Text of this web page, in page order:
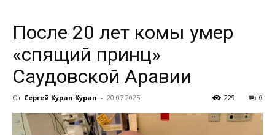
После 20 лет комы умер
«спящий принц»
Саудовской Аравии
От Сергей Курап Курап - 20.07.2025 0
229